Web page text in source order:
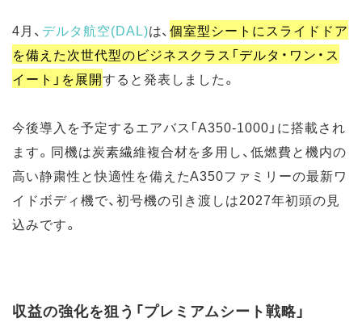
4月、 デルタ航空(DAL)は、個室型シートにスライドドア
を備えた次世代型のビジネスクラス「デルタ・ワン・ス
イート」を展開すると発表しました。
今後導入を予定するエアバス「A350-1000」に搭載され
ます。同機は炭素繊維複合材を多用し、低燃費と機内の
高い静粛性と快適性を備えたA350ファミリーの最新ワ
イドボディ機で、初号機の引き渡しは2027年初頭の見
込みです。
収益の強化を狙う「プレミアムシート戦略」